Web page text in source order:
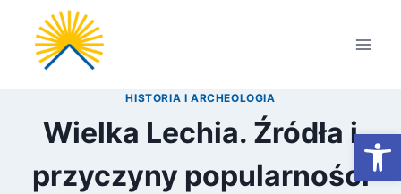
Przejdź
treści
HISTORIA I ARCHEOLOGIA
Wielka Lechia. Źródła i
przyczyny popularności